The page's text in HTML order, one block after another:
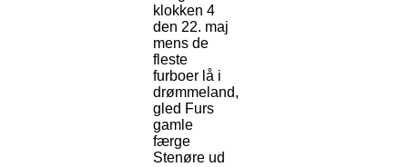
klokken 4
den 22. maj
mens de
fleste
furboer lå i
drømmeland,
gled Furs
gamle
færge
Stenøre ud